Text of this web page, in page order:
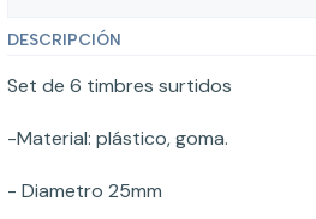
DESCRIPCIÓN
Set de 6 timbres surtidos
-Material: plástico, goma.
- Diametro 25mm